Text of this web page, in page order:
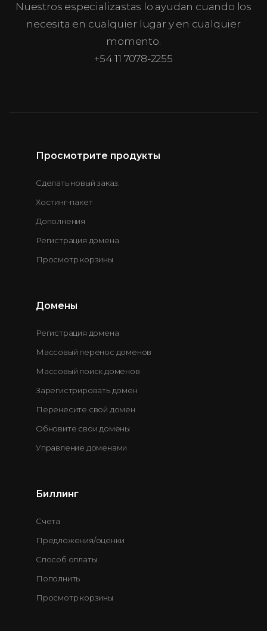
Nuestros especializastas lo ayudan cuando los
necesita en cualquier lugar y en cualquier
momento.
+54 11 7078-2255
Просмотрите продукты
Сделать новый заказ.
Хостинг-пакет
Дополнения
Регистрация домена
Просмотр корзины
Домены
Регистрация домена
Массовый перенос доменов
Массовый поиск доменов
Зарегистрировать домен
Перенесите свой домен
Обновите свои домены
Управление доменами
Биллинг
Счета
Предложения/оценки
Способ оплаты
Пополнить
Просмотр корзины